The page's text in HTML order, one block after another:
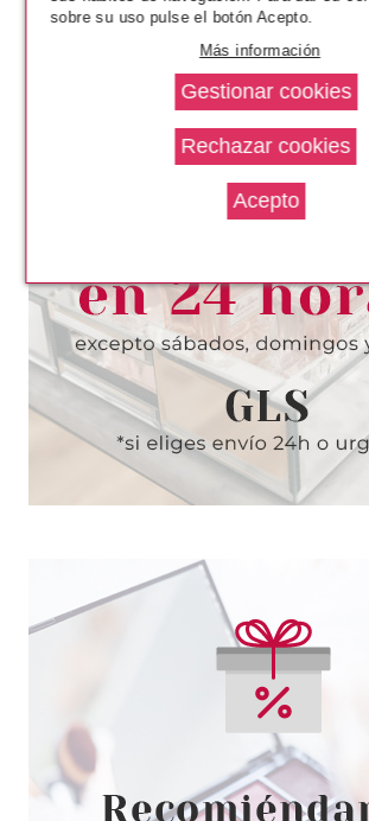
ESSENCE
ONLY UÑAS POSTIZAS TERMO
REACTIVAS CLICK & GO
3.50€
SALLY HANSEN ACCESORIO
EMBELLECEDOR DE
CUTICULAS
Pvr 9.00€
-56%
desde
3.99€
sobre su uso pulse el botón Acepto.
Más información